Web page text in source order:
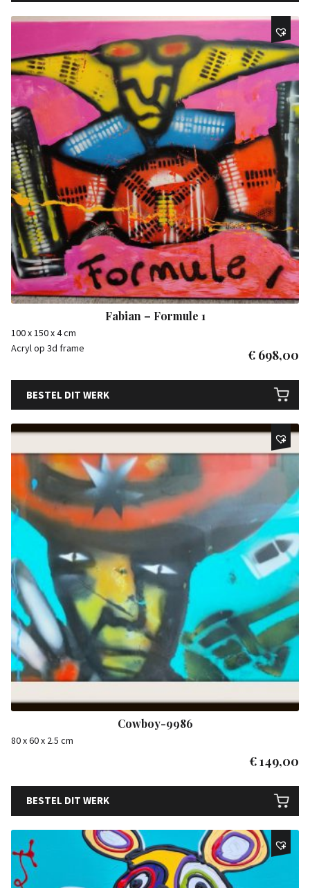
Fabian – Formule 1
100 x 150 x 4 cm
Acryl op 3d frame
€ 698,00
BESTEL DIT WERK
Cowboy-9986
80 x 60 x 2.5 cm
€149,00
BESTEL DIT WERK